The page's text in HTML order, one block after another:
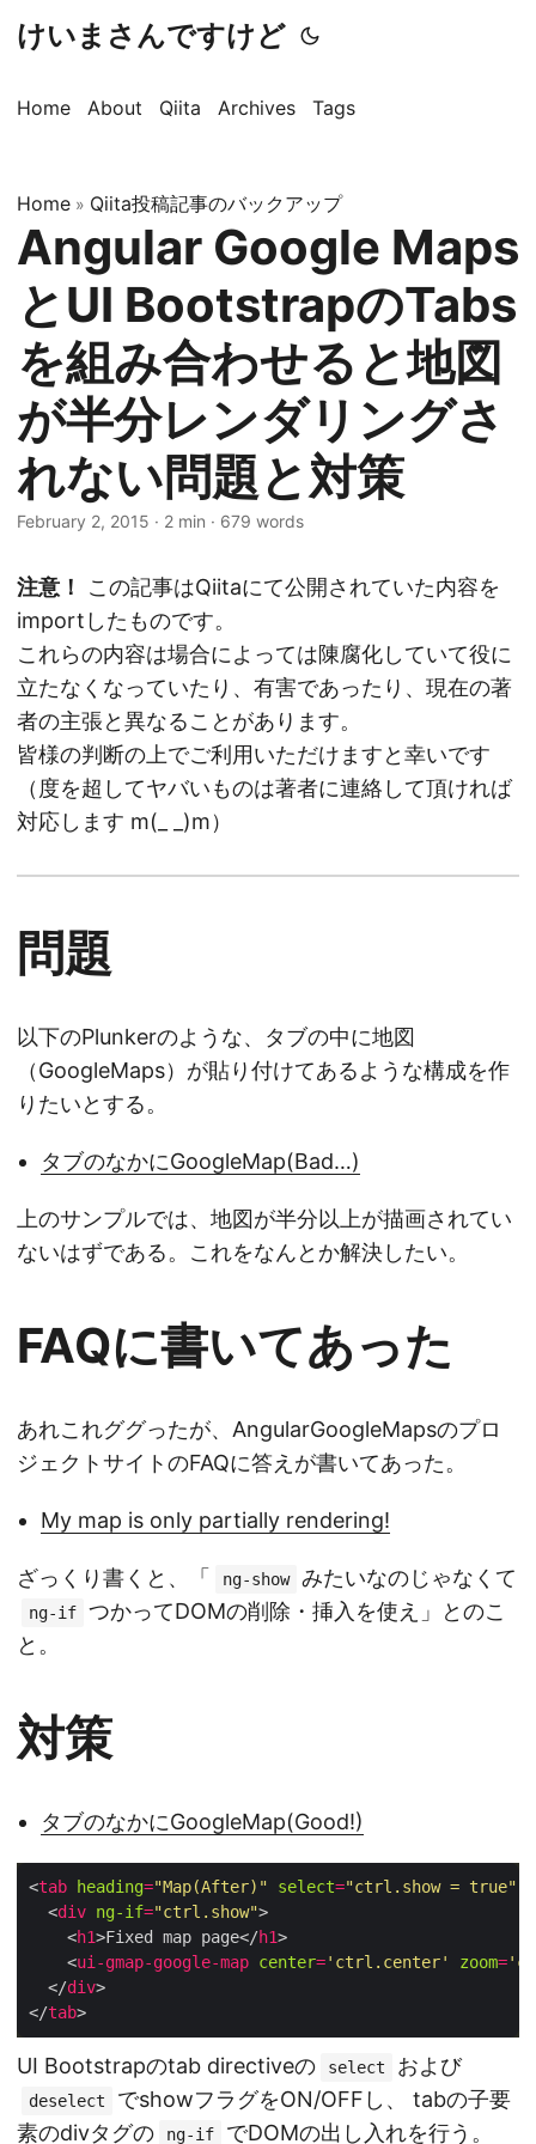
けいまさんですけど
Home About Qiita Archives Tags
Home » Qiita投稿記事のバックアップ
Angular Google Maps
とUI BootstrapのTabs
を組み合わせると地図
が半分レンダリングさ
れない問題と対策
February 2, 2015 · 2 min · 679 words
注意！
この記事はQiitaにて公開されていた内容を
importしたものです。
これらの内容は場合によっては陳腐化していて役に
立たなくなっていたり、有害であったり、現在の著
者の主張と異なることがあります。
皆様の判断の上でご利用いただけますと幸いです
（度を超してヤバいものは著者に連絡して頂ければ
対応します m(_ _)m）
問題
以下のPlunkerのような、タブの中に地図
（GoogleMaps）が貼り付けてあるような構成を作
りたいとする。
タブのなかにGoogleMap(Bad…)
上のサンプルでは、地図が半分以上が描画されてい
ないはずである。これをなんとか解決したい。
FAQに書いてあった
あれこれググったが、AngularGoogleMapsのプロ
ジェクトサイトのFAQに答えが書いてあった。
My map is only partially rendering!
ざっくり書くと、「 ng-show みたいなのじゃなくて
ng-if
つかってDOMの削除・挿入を使え」とのこ
と。
対策
タブのなかにGoogleMap(Good!)
<tab heading="Map(After)" select="ctrl.show = true"
  <
div ng-if="ctrl.show"
    <
h1>Fixed map page</h1
    <
ui-gmap-google-map center='ctrl.center' zoom=
  </
div
</tab
UI Bootstrapのtab directiveの select および
deselect
でshowフラグをON/OFFし、 tabの子要
素のdivタグの
ng-if でDOMの出し入れを行う。